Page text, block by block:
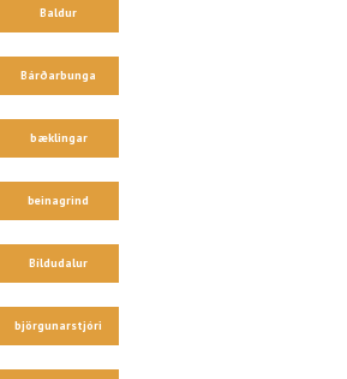
Baldur
Bárðarbunga
bæklingar
beinagrind
Bíldudalur
björgunarstjóri